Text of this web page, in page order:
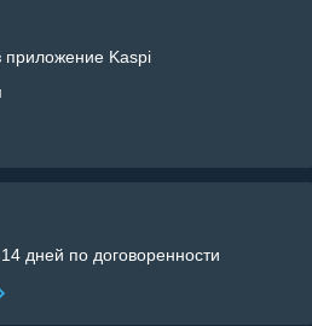
приложение Kaspi
дней по договоренности